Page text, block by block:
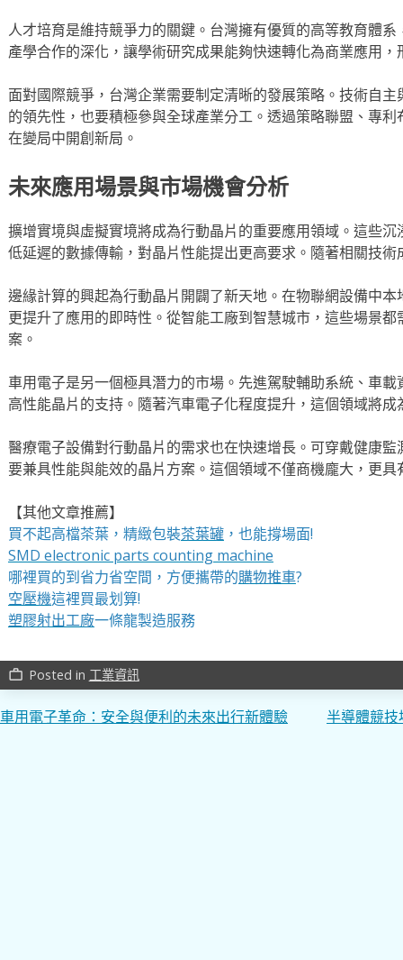
人才培育是維持競爭力的關鍵。台灣擁有優質的高等教育體
產學合作的深化，讓學術研究成果能夠快速轉化為商業應用
面對國際競爭，台灣企業需要制定清晰的發展策略。技術自
的領先性，也要積極參與全球產業分工。透過策略聯盟、專
在變局中開創新局。
未來應用場景與市場機會分析
擴增實境與虛擬實境將成為行動晶片的重要應用領域。這些
低延遲的數據傳輸，對晶片性能提出更高要求。隨著相關技
邊緣計算的興起為行動晶片開闢了新天地。在物聯網設備中
更提升了應用的即時性。從智能工廠到智慧城市，這些場景
案。
車用電子是另一個極具潛力的市場。先進駕駛輔助系統、車
高性能晶片的支持。隨著汽車電子化程度提升，這個領域將成
醫療電子設備對行動晶片的需求也在快速增長。可穿戴健康
要兼具性能與能效的晶片方案。這個領域不僅商機龐大，更具
【其他文章推薦】
買不起高檔茶葉，精緻包裝茶葉罐，也能撐場面!
SMD electronic parts counting machine
哪裡買的到省力省空間，方便攜帶的購物推車?
空壓機這裡買最划算!
塑膠射出工廠一條龍製造服務
work_outline Posted in 工業資訊
文
車用電子革命：安全與便利的未來出行新體驗 半導體競